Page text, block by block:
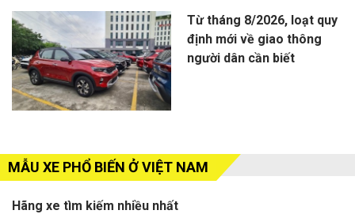
Từ tháng 8/2026, loạt quy
định mới về giao thông
người dân cần biết
MẪU XE PHỔ BIẾN Ở VIỆT NAM
Hãng xe tìm kiếm nhiều nhất